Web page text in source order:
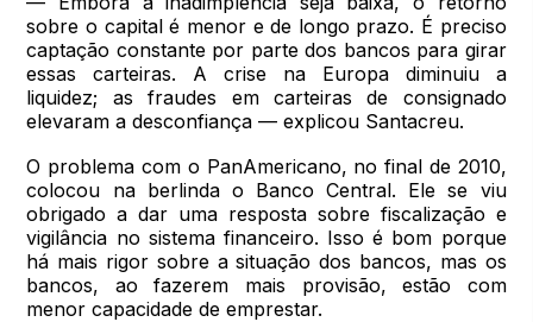
sobre o capital é menor e de longo prazo. É preciso
captação constante por parte dos bancos para girar
essas carteiras. A crise na Europa diminuiu a
liquidez; as fraudes em carteiras de consignado
elevaram a desconfiança — explicou Santacreu.
O problema com o PanAmericano, no final de 2010,
colocou na berlinda o Banco Central. Ele se viu
obrigado a dar uma resposta sobre fiscalização e
vigilância no sistema financeiro. Isso é bom porque
há mais rigor sobre a situação dos bancos, mas os
bancos, ao fazerem mais provisão, estão com
menor capacidade de emprestar.